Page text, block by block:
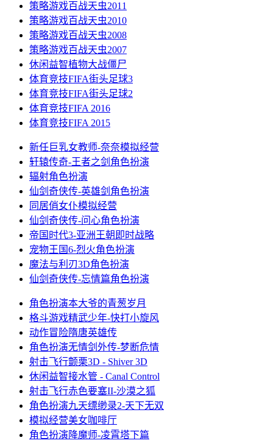
策略游戏百战天虫2011
策略游戏百战天虫2010
策略游戏百战天虫2008
策略游戏百战天虫2007
休闲益智植物大战僵尸
体育竞技FIFA街头足球3
体育竞技FIFA街头足球2
体育竞技FIFA 2016
体育竞技FIFA 2015
新任巨乳女教师-奈奈模拟经营
轩辕传奇-王者之剑 角色扮演
辐射角色扮演
仙剑奇侠传-英雄剑 角色扮演
同居俏女仆模拟经营
仙剑奇侠传-问心角色扮演
帝国时代3-亚洲王朝 即时战略
宠物王国6-烈火角色扮演
魔法与利刃3D角色扮演
仙剑奇侠传-忘情篇角色扮演
角色扮演本大爷的青葱岁月
格斗游戏精武少年-快打小旋风
动作冒险隋唐英雄传
角色扮演无情剑外传-梦断危情
射击飞行颤栗3D - Shiver 3D
休闲益智接水管 - Canal Control
射击飞行赤色要塞II-沙漠之狐
角色扮演九天缥缈录2-天下无双
模拟经营美女咖啡厅
角色扮演 降魔师-凌霄塔下篇